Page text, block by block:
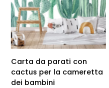
Carta da parati con
cactus per la cameretta
dei bambini